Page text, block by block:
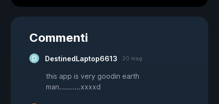
Commenti
DestinedLaptop6613 20 mag
this app is very goodin earth
man...........xxxxd